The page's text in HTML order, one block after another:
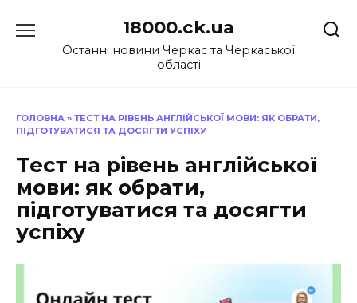
до
18000.ck.ua
Останні новини Черкас та Черкаської
області
ГОЛОВНА » ТЕСТ НА РІВЕНЬ АНГЛІЙСЬКОЇ МОВИ: ЯК ОБРАТИ,
ПІДГОТУВАТИСЯ ТА ДОСЯГТИ УСПІХУ
Тест на рівень англійської
мови: як обрати,
підготуватися та досягти
успіху